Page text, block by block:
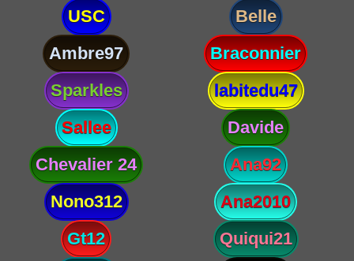
USC
Belle
Ambre97
Braconnier
Sparkles
labitedu47
Sallee
Davide
Chevalier 24
Ana92
Nono312
Ana2010
Gt12
Quiqui21